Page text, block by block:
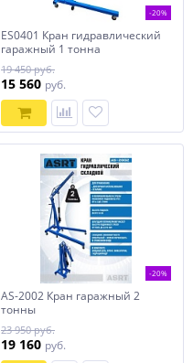
-20%
ES0401 Кран гидравлический
гаражный 1 тонна
19 450 руб.
15 560 руб.
-20%
AS-2002 Кран гаражный 2
тонны
23 950 руб.
19 160 руб.